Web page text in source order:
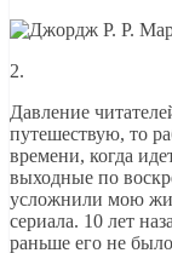
2.
Давление
путешествую, то
времени, когда
выходные по
усложнили мою
сериала. 10 лет
раньше его не